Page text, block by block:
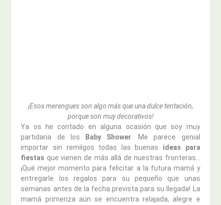
¡Esos merengues son algo más que una dulce tentación,
porque son muy decorativos!
Ya os he contado en alguna ocasión que soy muy
partidaria de los
Baby Shower. Me parece genial
importar sin remilgos todas las buenas ideas para
fiestas que vienen de más allá de nuestras fronteras…
¡Qué mejor momento para felicitar a la futura mamá y
entregarle los regalos para su pequeño que unas
semanas antes de la fecha prevista para su llegada! La
mamá primeriza aún se encuentra relajada, alegre e